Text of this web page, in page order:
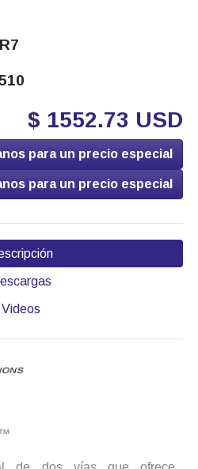
R7
$ 1552.73 USD
para un precio especial
para un precio especial
Videos